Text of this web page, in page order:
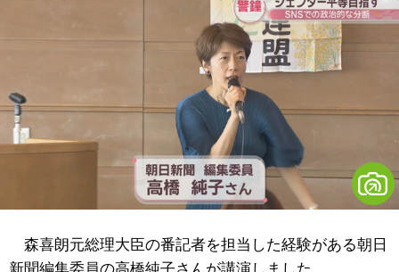
森喜朗元総理大臣の番記者を担当した経験がある朝日
新聞編集委員の高橋純子さんが講演しました。